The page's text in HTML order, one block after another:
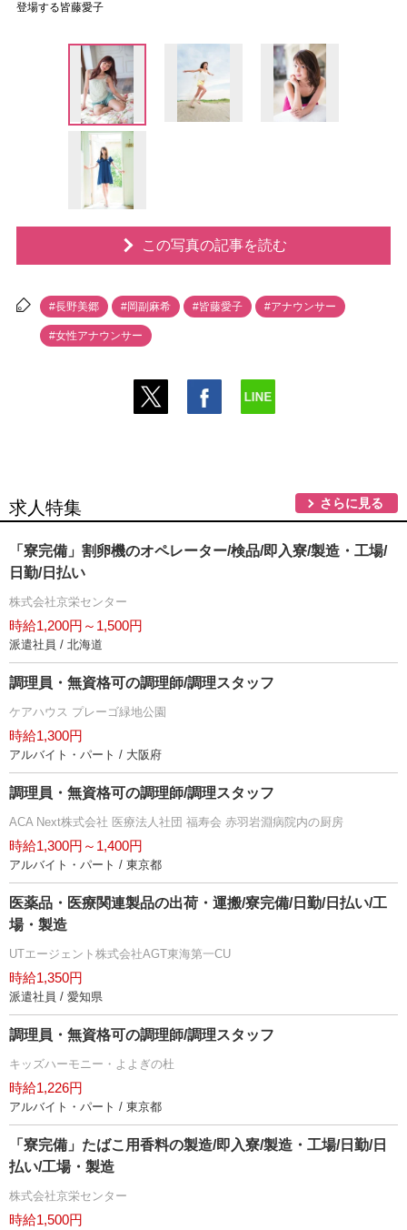
登場する皆藤愛子
この写真の記事を読む
#長野美郷 #岡副麻希 #皆藤愛子 #アナウンサー
#女性アナウンサー
求人特集 さらに見る
「寮完備」割卵機のオペレーター/検品/即入寮/製造・工場/
日勤/日払い
株式会社京栄センター
時給1,200円～1,500円
派遣社員 / 北海道
調理員・無資格可の調理師/調理スタッフ
ケアハウス プレーゴ緑地公園
時給1,300円
アルバイト・パート / 大阪府
調理員・無資格可の調理師/調理スタッフ
ACA Next株式会社 医療法人社団 福寿会 赤羽岩淵病院内の厨房
時給1,300円～1,400円
アルバイト・パート / 東京都
医薬品・医療関連製品の出荷・運搬/寮完備/日勤/日払い/工
場・製造
UTエージェント株式会社AGT東海第一CU
時給1,350円
派遣社員 / 愛知県
調理員・無資格可の調理師/調理スタッフ
キッズハーモニー・よよぎの杜
時給1,226円
アルバイト・パート / 東京都
「寮完備」たばこ用香料の製造/即入寮/製造・工場/日勤/日
払い/工場・製造
株式会社京栄センター
時給1,500円